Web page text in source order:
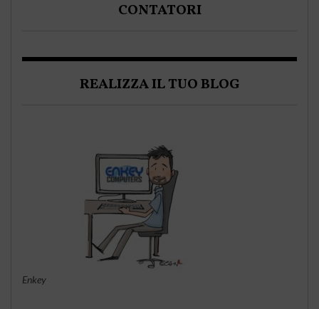
CONTATORI
REALIZZA IL TUO BLOG
Enkey